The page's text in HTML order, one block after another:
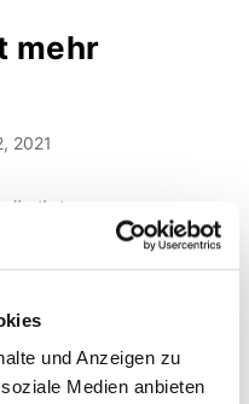
und Anzeigen zu
Medien anbieten
mehr
2021
möglich. Es ist nur
Verständnis!